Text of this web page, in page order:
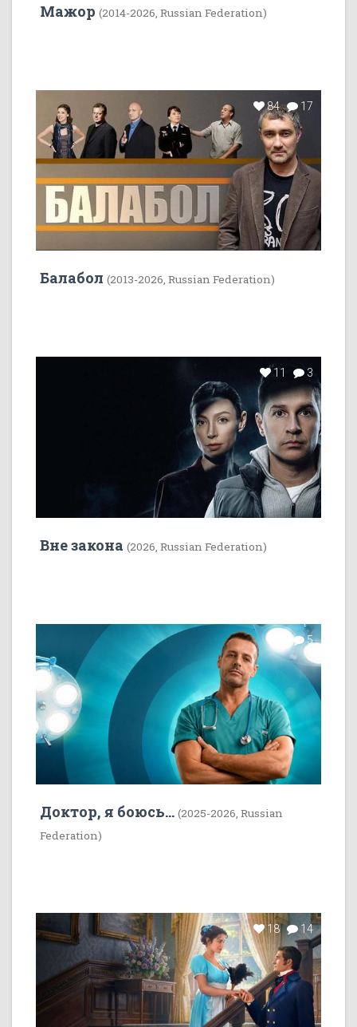
Мажор (2014-2026, Russian Federation)
84 17
Балабол (2013-2026, Russian Federation)
11 3
Вне закона (2026, Russian Federation)
7 5
Доктор, я боюсь... (2025-2026, Russian
Federation)
18 14